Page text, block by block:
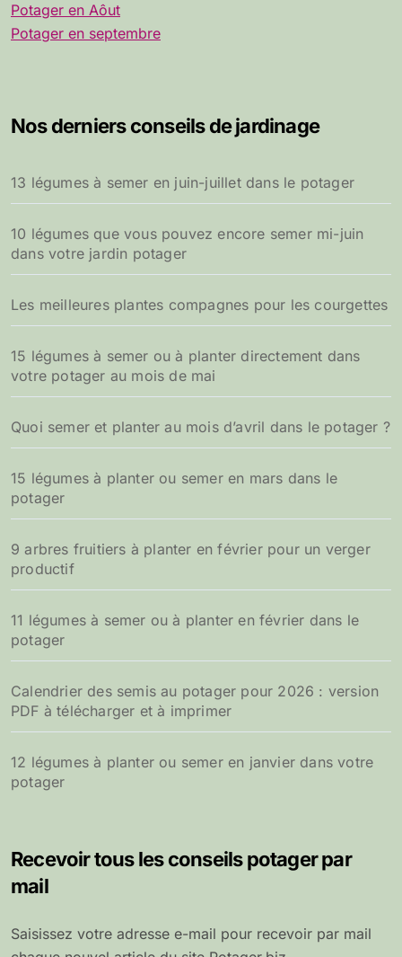
Potager en Aôut
Potager en septembre
Nos derniers conseils de jardinage
13 légumes à semer en juin-juillet dans le potager
10 légumes que vous pouvez encore semer mi-juin
dans votre jardin potager
Les meilleures plantes compagnes pour les courgettes
15 légumes à semer ou à planter directement dans
votre potager au mois de mai
Quoi semer et planter au mois d’avril dans le potager ?
15 légumes à planter ou semer en mars dans le
potager
9 arbres fruitiers à planter en février pour un verger
productif
11 légumes à semer ou à planter en février dans le
potager
Calendrier des semis au potager pour 2026 : version
PDF à télécharger et à imprimer
12 légumes à planter ou semer en janvier dans votre
potager
Recevoir tous les conseils potager par
mail
Saisissez votre adresse e-mail pour recevoir par mail